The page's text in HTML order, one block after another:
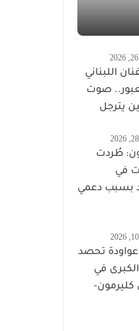
اللبناني
صوت
يترجل
طُردت
في
بسبب دعمي
تحصد
الكبرى في
كليرمون-